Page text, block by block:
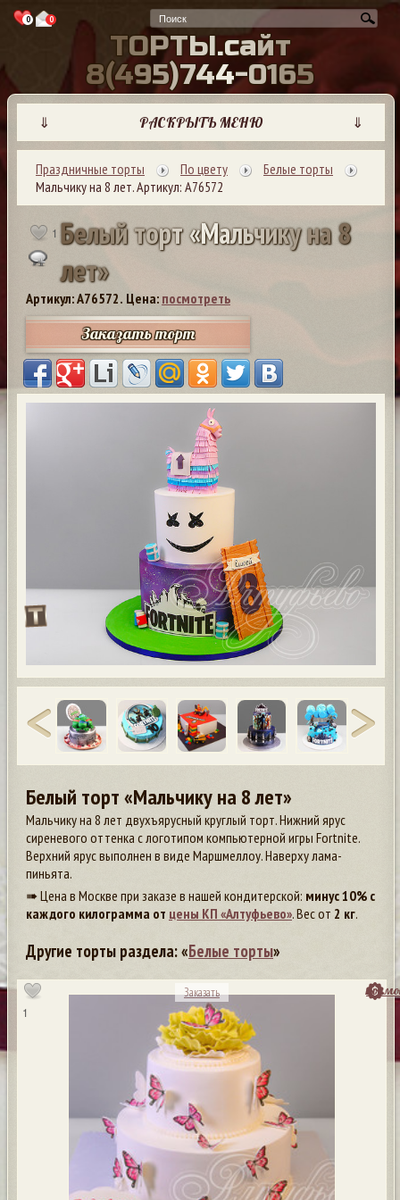
0 0
ТОРТЫ.сайт
8(495)744-0165
⇓ РАСКРЫТЬ МЕНЮ ⇓
Праздничные торты По цвету
Белые торты
Мальчику на 8 лет. Артикул: А76572
1 Белыйторт«Мальчикуна8
лет»
Артикул: A76572. Цена: посмотреть
Заказать торт
Белый торт «Мальчику на 8 лет»
Мальчику на 8 лет двухъярусный круглый торт. Нижний ярус
сиреневого оттенка с логотипом компьютерной игры Fortnite.
Верхний ярус выполнен в виде Маршмеллоу. Наверху лама-
пиньята.
➠ Цена в Москве при заказе в нашей кондитерской: минус 10% с
каждого килограмма от цены КП «Алтуфьево». Вес от 2 кг.
Другие торты раздела: «Белые торты»
1
Заказать